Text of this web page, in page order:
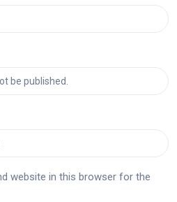
website in this browser for the